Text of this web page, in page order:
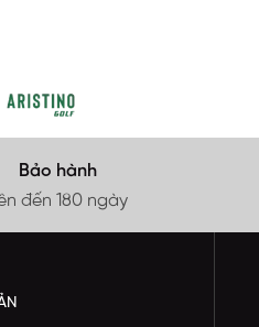
Bảo hành
đến 180 ngày